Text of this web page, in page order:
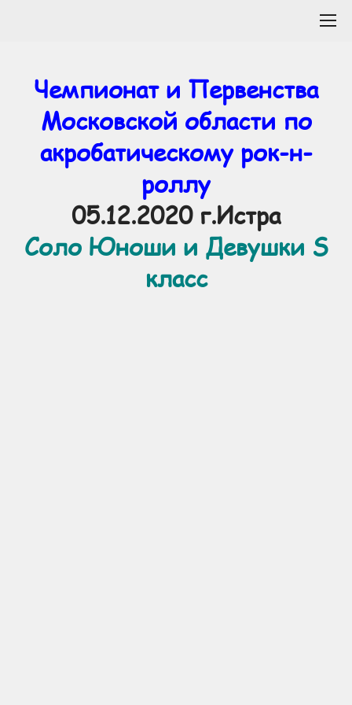
Чемпионат и Первенства
Московской области по
акробатическому рок-н-
роллу
05.12.2020 г.Истра
Соло Юноши и Девушки S
класс